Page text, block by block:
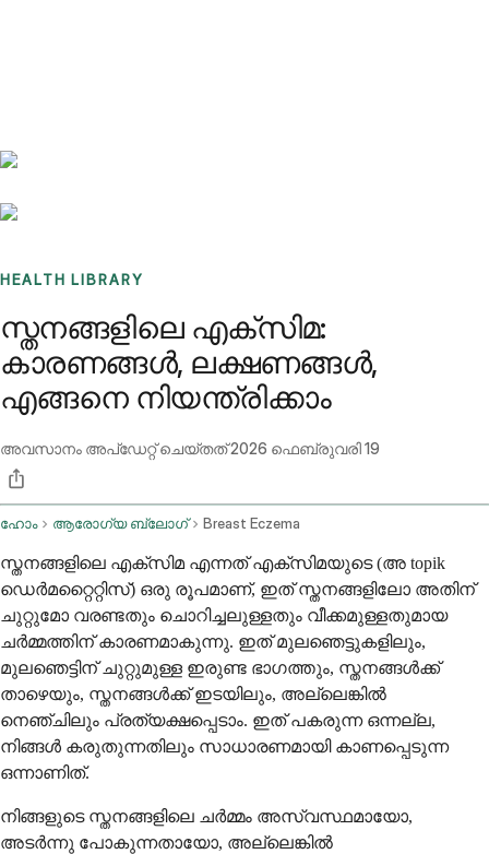
HEALTH LIBRARY
സ്തനങ്ങളിലെ എക്സിമ:
കാരണങ്ങൾ, ലക്ഷണങ്ങൾ,
എങ്ങനെ നിയന്ത്രിക്കാം
അവസാനം അപ്ഡേറ്റ് ചെയ്തത്2026 ഫെബ്രുവരി 19
ഹോം ആരോഗ്യ ബ്ലോഗ് Breast Eczema
സ്തനങ്ങളിലെ എക്സിമ എന്നത് എക്സിമയുടെ (അ topik
ഡെർമറ്റൈറ്റിസ്) ഒരു രൂപമാണ്, ഇത് സ്തനങ്ങളിലോ അതിന്
ചുറ്റുമോ വരണ്ടതും ചൊറിച്ചലുള്ളതും വീക്കമുള്ളതുമായ
ചർമ്മത്തിന് കാരണമാകുന്നു. ഇത് മുലഞെട്ടുകളിലും,
മുലഞെട്ടിന് ചുറ്റുമുള്ള ഇരുണ്ട ഭാഗത്തും, സ്തനങ്ങൾക്ക്
താഴെയും, സ്തനങ്ങൾക്ക് ഇടയിലും, അല്ലെങ്കിൽ
നെഞ്ചിലും പ്രത്യക്ഷപ്പെടാം. ഇത് പകരുന്ന ഒന്നല്ല,
നിങ്ങൾ കരുതുന്നതിലും സാധാരണമായി കാണപ്പെടുന്ന
ഒന്നാണിത്.
നിങ്ങളുടെ സ്തനങ്ങളിലെ ചർമ്മം അസ്വസ്ഥമായോ,
അടർന്നു പോകുന്നതായോ, അല്ലെങ്കിൽ